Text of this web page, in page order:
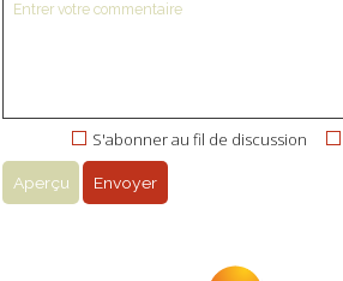
S'abonner au fil de discussion